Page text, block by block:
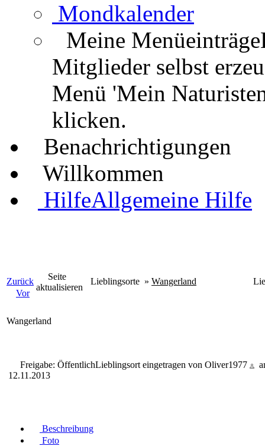
Mondkalender
Meine Menüeinträge
Mitglieder selbst
Menü 'Mein
klicken.
Benachrichtigungen
Willkommen
HilfeAllgemeine Hilfe
Zurück
Vor
Seite
aktualisieren
Lieblingsorte » Wangerland
Wangerland
Freigabe: ÖffentlichLieblingsort eingetragen von Oliver1977
12.11.2013
Beschreibung
Foto